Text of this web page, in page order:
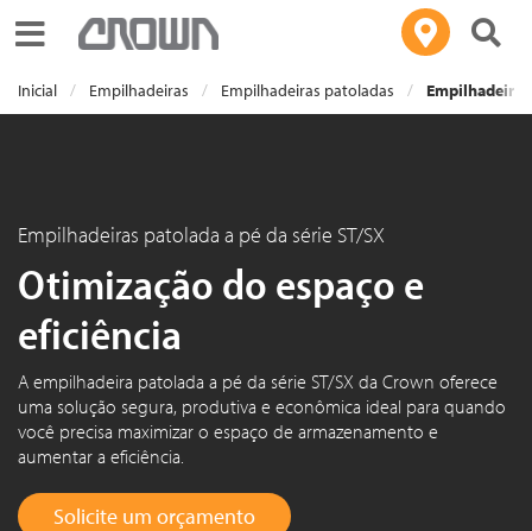
Toggle navigation
Inicial Empilhadeiras Empilhadeiras patoladas
Empilhadeiras patolada a pé da série ST/SX
Otimização do espaço e
eficiência
A empilhadeira patolada a pé da série ST/SX da Crown oferece
uma solução segura, produtiva e econômica ideal para quando
você precisa maximizar o espaço de armazenamento e
aumentar a eficiência.
Solicite um orçamento